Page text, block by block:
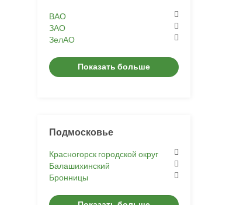
ВАО
ЗАО
ЗелАО
Показать больше
Подмосковье
Красногорск городской округ
Балашихинский
Бронницы